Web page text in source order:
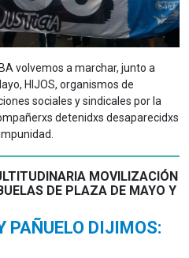
volvemos a marchar, junto a
HIJOS, organismos de
sociales y sindicales por la
detenidxs desaparecidxs
MOVILIZACIÓN
DE PLAZA DE MAYO Y
PAÑUELO DIJIMOS: